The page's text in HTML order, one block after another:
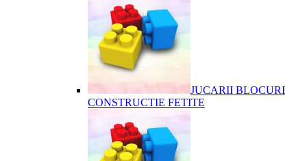
JUCARII BLOCURI
CONSTRUCTIE FETITE